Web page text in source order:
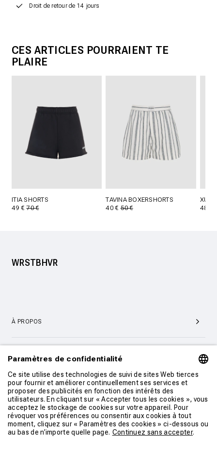
Droit de retour de 14 jours
CES ARTICLES POURRAIENT TE
PLAIRE
ITIA SHORTS
49 €70 €
TAVINA BOXERSHORTS
40 €50 €
XURI
48 €
WRSTBHVR
À PROPOS
CONTACT